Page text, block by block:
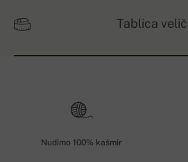
Tablica
Nudimo 100% kašmir